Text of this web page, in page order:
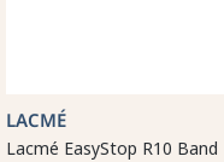
LACMÉ
Lacmé EasyStop R10 Band